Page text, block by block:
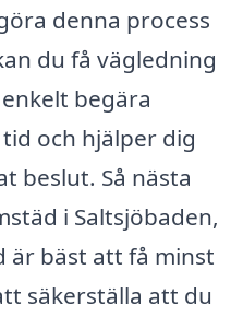
denna process
du få vägledning
begära
och hjälper dig
beslut. Så nästa
i Saltsjöbaden,
är bäst att få minst
säkerställa att du